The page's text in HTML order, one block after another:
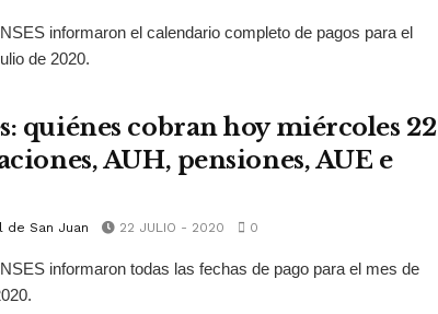
informaron el calendario completo de pagos para el
de 2020.
quiénes cobran hoy miércoles 22
AUH, pensiones, AUE e
de San Juan 22 JULIO - 2020 0
informaron todas las fechas de pago para el mes de